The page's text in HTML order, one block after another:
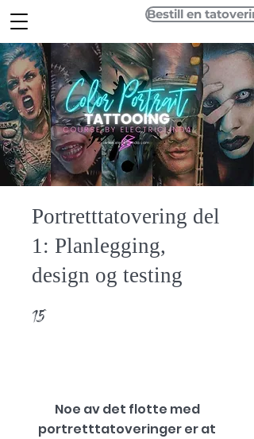
Bestill en
Portretttatovering del
1: Planlegging,
design og testing
15
Noe av det flotte med
portretttatoveringer er at